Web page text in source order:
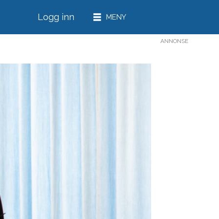
Logg inn
ANNONSE